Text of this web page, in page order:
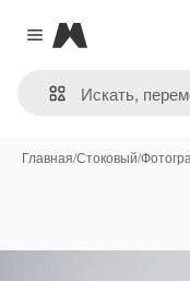
Close menu
Magnific
Главная/Стоковый/